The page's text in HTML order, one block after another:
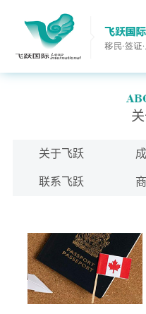
关于飞跃
联系飞跃